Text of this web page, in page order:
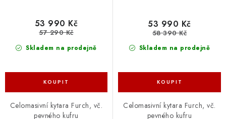
Skladem na prodejně
53 990 Kč
57 290 Kč
Celomasivní kytara Furch, vč.
pevného kufru
Skladem na prodejně
53 990 Kč
58 390 Kč
Celomasivní kytara Furch, vč.
pevného kufru